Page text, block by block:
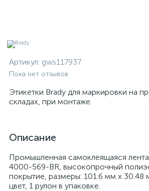
Артикул: gws117937
Пока нет отзывов
Этикетки Brady для маркировки на
складах, при монтаже.
Описание
Промышленная самоклеящаяся
4000-569-BR, высокопрочный
покрытие, размеры: 101.6 мм х 30.48
цвет, 1 рулон в упаковке.